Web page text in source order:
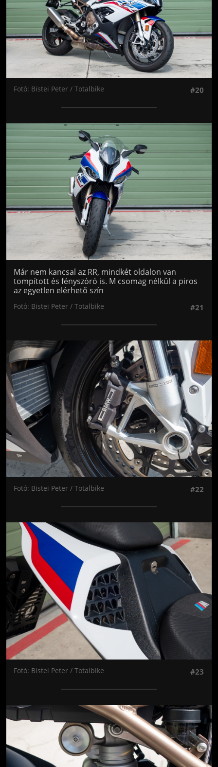
Fotó: Bistei Peter / Totalbike #20
Jön még kép!
Már nem kancsal az RR, mindkét oldalon van
tompított és fényszóró is. M csomag nélkül a piros
az egyetlen elérhető szín
Fotó: Bistei Peter / Totalbike #21
Jön még kép!
Fotó: Bistei Peter / Totalbike #22
Jön még kép!
Fotó: Bistei Peter / Totalbike #23
Jön még kép!